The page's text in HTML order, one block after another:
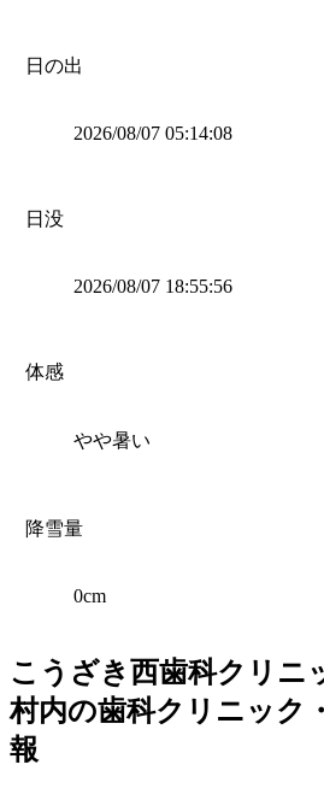
日の出
2026/08/07 05:14:08
日没
2026/08/07 18:55:56
体感
やや暑い
降雪量
0cm
こうざき西歯科クリニ
村内の歯科クリニック
報